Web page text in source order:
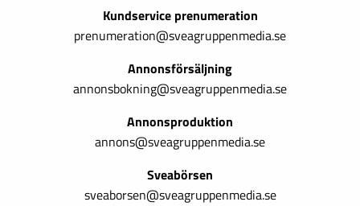
Kundservice prenumeration
prenumeration@sveagruppenmedia.se
Annonsförsäljning
annonsbokning@sveagruppenmedia.se
Annonsproduktion
annons@sveagruppenmedia.se
Sveabörsen
sveaborsen@sveagruppenmedia.se